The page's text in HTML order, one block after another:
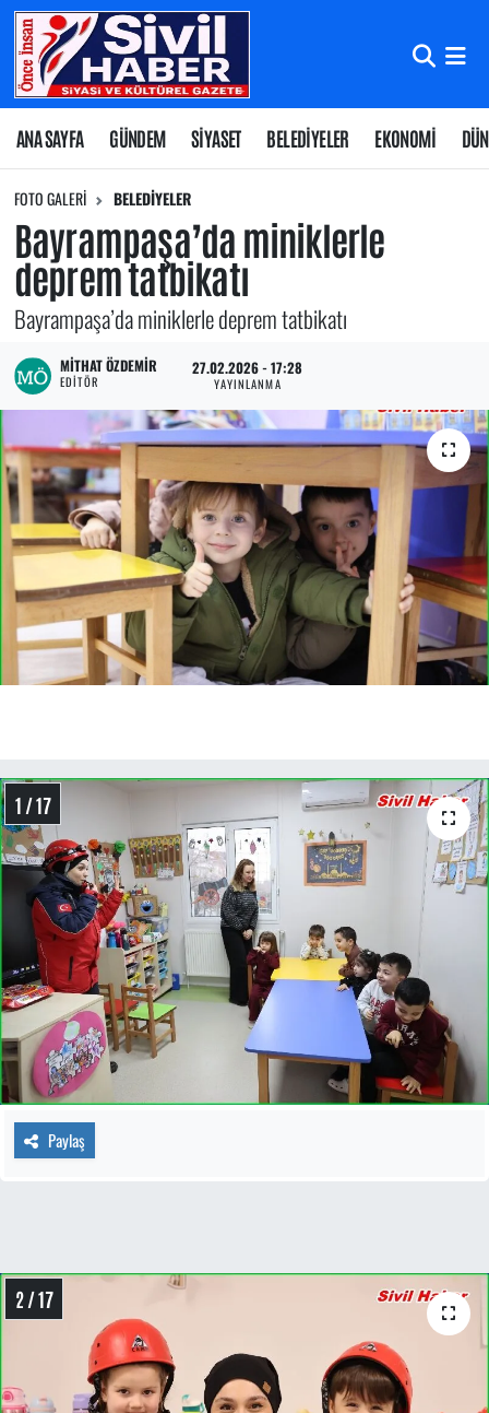
ANA SAYFA GÜNDEM SİYASET BELEDİYELER EKONOMİ
FOTO GALERI BELEDİYELER
Bayrampaşa’da miniklerle
deprem tatbikatı
Bayrampaşa’da miniklerle deprem tatbikatı
MITHAT ÖZDEMIR
EDITÖR
27.02.2026 - 17:28
YAYINLANMA
1 / 17
Paylaş
2 / 17
Nöbetçi Eczaneler
Hava Durumu
Namaz Vakitleri
Trafik Durumu
Süper Lig Puan Durumu ve Fikstür
Tüm Manşetler
Son Dakika Haberleri
Haber Arşivi